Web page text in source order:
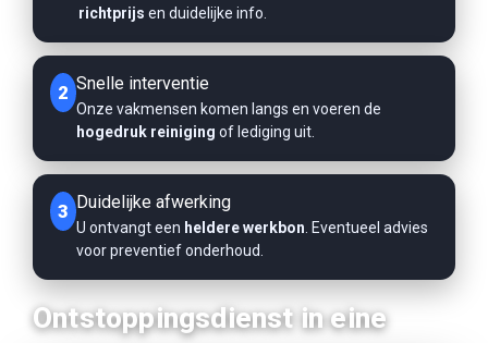
richtprijs en duidelijke info.
2 Snelle interventie
Onze vakmensen komen langs en voeren de
hogedruk reiniging of lediging uit.
3 Duidelijke afwerking
U ontvangt een heldere werkbon . Eventueel advies
voor preventief onderhoud.
Ontstoppingsdienst in eine